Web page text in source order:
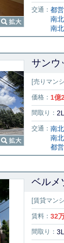
交通： 都
南
南
[売りマン
価格： 1億
間取り：
交通： 南
南
都
ベルメ
[賃貸マン
賃料： 32
間取り：